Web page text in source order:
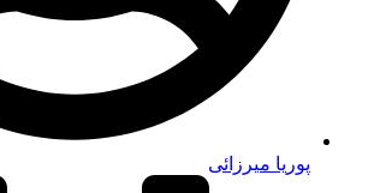
پوریا میرزائی